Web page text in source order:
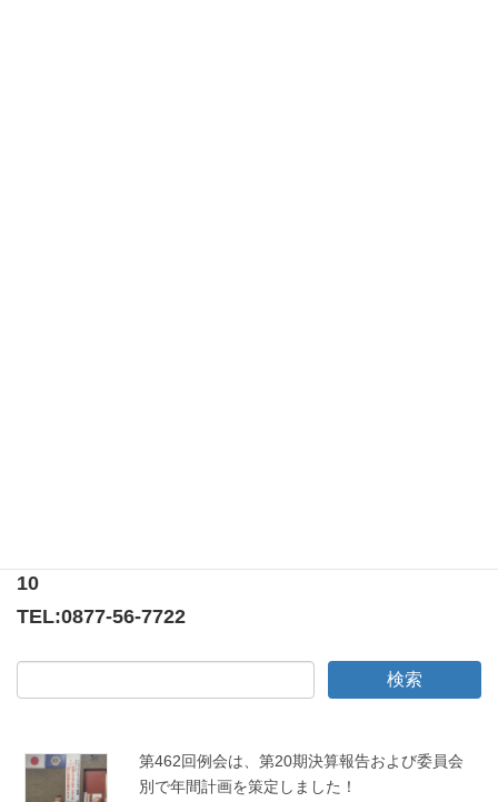
10
TEL:0877-56-7722
第462回例会は、第20期決算報告および委員会
別で年間計画を策定しました！